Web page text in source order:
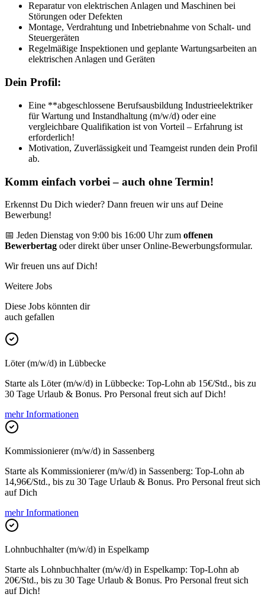
Reparatur von elektrischen Anlagen und Maschinen bei
Störungen oder Defekten
Montage, Verdrahtung und Inbetriebnahme von Schalt- und
Steuergeräten
Regelmäßige Inspektionen und geplante Wartungsarbeiten an
elektrischen Anlagen und Geräten
Dein Profil:
Eine **abgeschlossene Berufsausbildung Industrieelektriker
für Wartung und Instandhaltung (m/w/d) oder eine
vergleichbare Qualifikation ist von Vorteil – Erfahrung ist
erforderlich!
Motivation, Zuverlässigkeit und Teamgeist runden dein Profil
ab.
Komm einfach vorbei – auch ohne Termin!
Erkennst Du Dich wieder? Dann freuen wir uns auf Deine
Bewerbung!
📅 Jeden Dienstag von 9:00 bis 16:00 Uhr zum offenen
Bewerbertag oder direkt über unser Online-Bewerbungsformular.
Wir freuen uns auf Dich!
Weitere Jobs
Diese Jobs könnten dir
auch gefallen
Löter (m/w/d) in Lübbecke
Starte als Löter (m/w/d) in Lübbecke: Top-Lohn ab 15€/Std., bis zu
30 Tage Urlaub & Bonus. Pro Personal freut sich auf Dich!
mehr Informationen
Kommissionierer (m/w/d) in Sassenberg
Starte als Kommissionierer (m/w/d) in Sassenberg: Top-Lohn ab
14,96€/Std., bis zu 30 Tage Urlaub & Bonus. Pro Personal freut sich
auf Dich
mehr Informationen
Lohnbuchhalter (m/w/d) in Espelkamp
Starte als Lohnbuchhalter (m/w/d) in Espelkamp: Top-Lohn ab
20€/Std., bis zu 30 Tage Urlaub & Bonus. Pro Personal freut sich
auf Dich!